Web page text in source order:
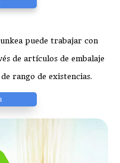
puede trabajar con
de artículos de embalaje
rango de existencias.